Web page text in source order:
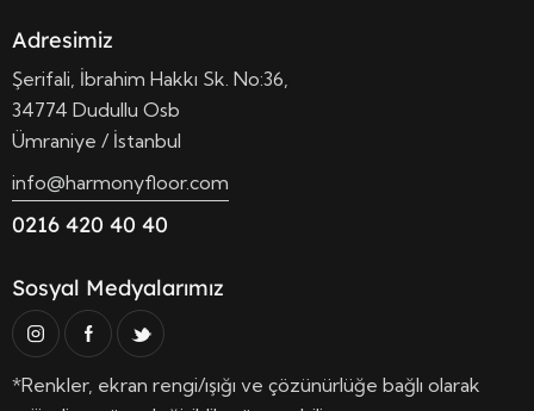
Adresimiz
Şerifali, İbrahim Hakkı Sk. No:36,
34774 Dudullu Osb
Ümraniye / İstanbul
info@harmonyfloor.com
0216 420 40 40
Sosyal Medyalarımız
*Renkler, ekran rengi/ışığı ve çözünürlüğe bağlı olarak